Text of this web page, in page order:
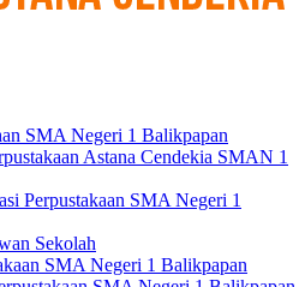
SMA Negeri 1 Balikpapan
Astana Cendekia SMAN 1
Perpustakaan SMA Negeri 1
Sekolah
SMA Negeri 1 Balikpapan